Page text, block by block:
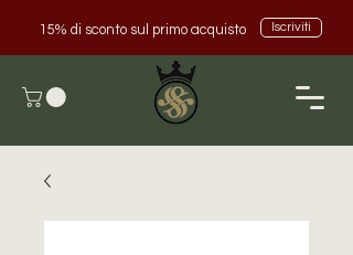
15% di sconto sul primo acquisto Iscriviti